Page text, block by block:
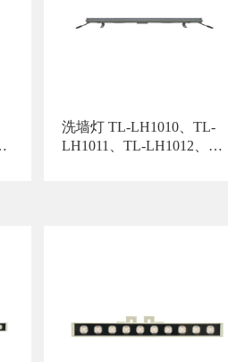
洗墙灯 TL-LH1010、TL-
LH1011、TL-LH1012、